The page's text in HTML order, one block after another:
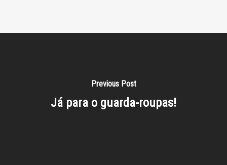
Previous Post
Já para o guarda-roupas!